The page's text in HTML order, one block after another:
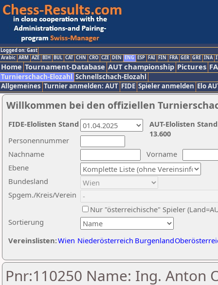
Logged on: Gast
Arabic ARM AZE BIH BUL CAT CHN CRO CZE DEN ENG ESP FAI FIN FRA GER GRE INA
Home Tournament-Database AUT championship Pictures
Turnierschach-Elozahl Schnellschach-Elozahl
Allgemeines Turnier anmelden: AUT FIDE Spieler anmelden Elo
Willkommen bei den offiziellen
Nachname
Vorname
Ebene
Sortierung
Personennummer
Bundesland
Spgem./Kreis/Verein
Nur "österreichische" Spieler
Vereinslisten:Wien Niederösterreich Burgenland
AUT-Elolisten
13.600
FIDE-Elolisten Stand
Pnr:110250 Name: Ing. Anton